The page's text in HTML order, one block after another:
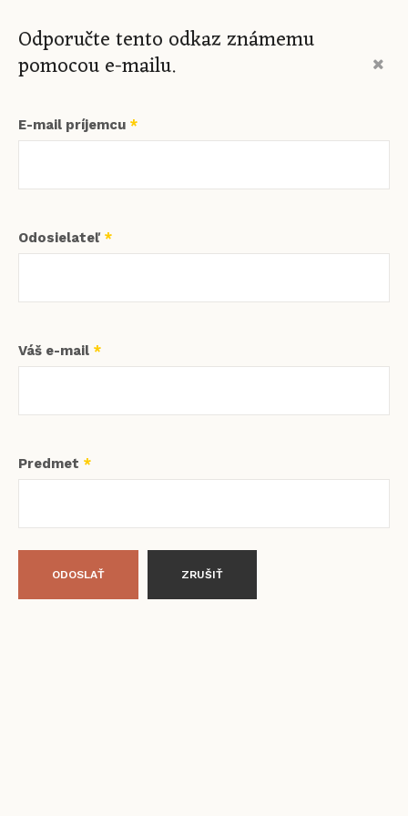
Odporučte tento odkaz známemu
pomocou e-mailu.
E-mail príjemcu *
Odosielateľ *
Váš e-mail *
Predmet *
ODOSLAŤ ZRUŠIŤ